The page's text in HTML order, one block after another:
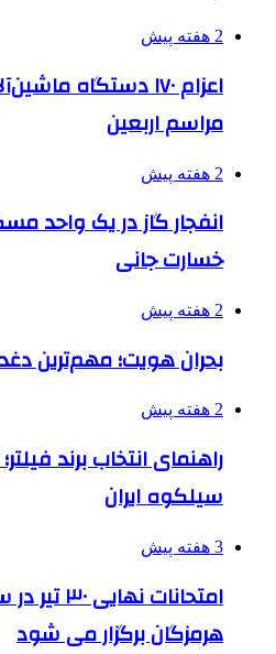
2 هفته پیش
اعزام ۱۷۰ دستگاه
مراسم اربعین
2 هفته پیش
انفجار گاز در یک واحد
خسارت جانی
2 هفته پیش
بحران هویت؛ مهم‌ترین
2 هفته پیش
راهنمای انتخاب برند
سیلکوه ایران
3 هفته پیش
امتحانات
هرمزگان برگزار می شود